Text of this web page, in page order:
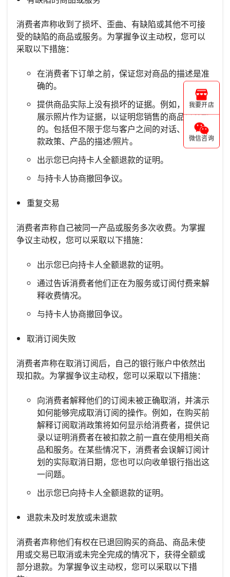
消费者声称收到了损坏、歪曲、有缺陷或其他不可接
受的缺陷的商品或服务。为掌握争议主动权，您可以
采取以下措施：
在消费者下订单之前，保证您对商品的描述是准
确的。
提供商品实际上没有损坏的证据。例如，您可以
展示照片作为证据，以证明您销售的商品是合格
的。包括但不限于您与客户之间的对话、您的退
款政策、产品的描述/照片。
出示您已向持卡人全额退款的证明。
与持卡人协商撤回争议。
重复交易
消费者声称自己被同一产品或服务多次收费。为掌握
争议主动权，您可以采取以下措施：
出示您已向持卡人全额退款的证明。
通过告诉消费者他们正在为服务或订阅付费来解
释收费情况。
与持卡人协商撤回争议。
取消订阅失败
消费者声称在取消订阅后，自己的银行账户中依然出
现扣款。为掌握争议主动权，您可以采取以下措施：
向消费者解释他们的订阅未被正确取消，并演示
如何能够完成取消订阅的操作。例如，在购买前
解释订阅取消政策将如何显示给消费者，提供记
录以证明消费者在被扣款之前一直在使用相关商
品和服务。在某些情况下，消费者会误解订阅计
划的实际取消日期，您也可以向收单银行指出这
一问题。
出示您已向持卡人全额退款的证明。
退款未及时发放或未退款
消费者声称他们有权在已退回购买的商品、商品未使
用或交易已取消或未完全完成的情况下，获得全额或
部分退款。为掌握争议主动权，您可以采取以下措
我要开店
微信咨询